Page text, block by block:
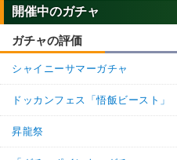
開催中のガチャ
ガチャの評価
シャイニーサマーガチャ
ドッカンフェス「悟飯ビースト」
昇龍祭